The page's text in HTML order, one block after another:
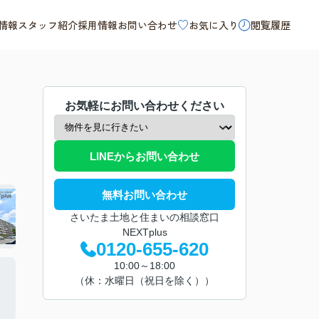
報スタッフ紹介採用情報お問い合わせ お気に入り 閲覧履歴
お気軽にお問い合わせください
LINEからお問い合わせ
無料お問い合わせ
さいたま土地と住まいの相談窓口
NEXTplus
0120-655-620
10:00～18:00
（休：水曜日（祝日を除く））